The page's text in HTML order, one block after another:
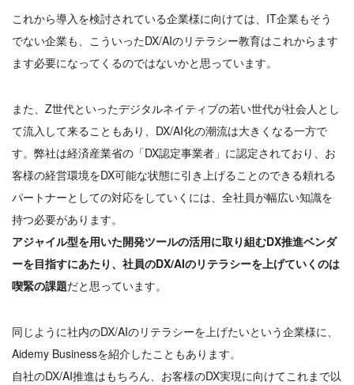
これから導入を検討されている企業様に向けては、IT企業もそう
でない企業も、こういったDX/AIのリテラシー教育はこれからます
ます必要になってくるのではないかと思っています。
また、Z世代といったデジタルネイティブの若い世代が社会人とし
て流入して来ることもあり、DX/AI化の潮流は大きくなる一方で
す。弊社は経済産業省の「DX認定事業者」に認定されており、お
客様の経営環境をDX可能な状態に引き上げることのできる頼れる
パートナーとしての対応をしていくには、全社員が幅広い知識を
持つ必要があります。
アジャイル型を用いた開発ツールの活用に取り組むDX推進ベンダ
ーを目指すにあたり、社員のDX/AIのリテラシーを上げていくのは
喫緊の課題だと思っています。
同じように社内のDX/AIのリテラシーを上げたいという企業様に、
Aidemy Businessを紹介したこともあります。
自社のDX/AI推進はもちろん、お客様のDX実現に向けてこれまで以